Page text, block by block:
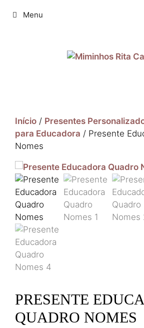
Menu
Início / Presentes
para Educadora / Presente
Nomes
PRESENTE
QUADRO NOMES